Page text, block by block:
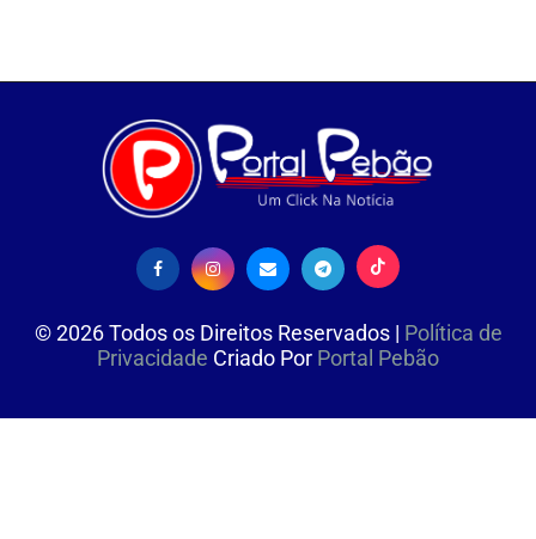
©2026Todos os Direitos Reservados | Política de
Privacidade Criado Por Portal Pebão